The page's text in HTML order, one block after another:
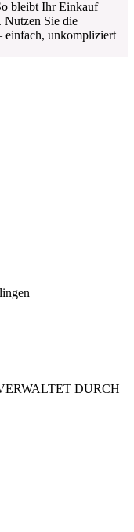
bleibt Ihr Einkauf
Nutzen Sie die
einfach, unkompliziert
DURCH